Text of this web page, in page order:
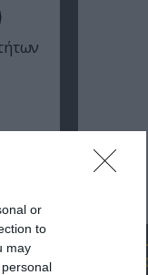
or
to
may
FOCUS